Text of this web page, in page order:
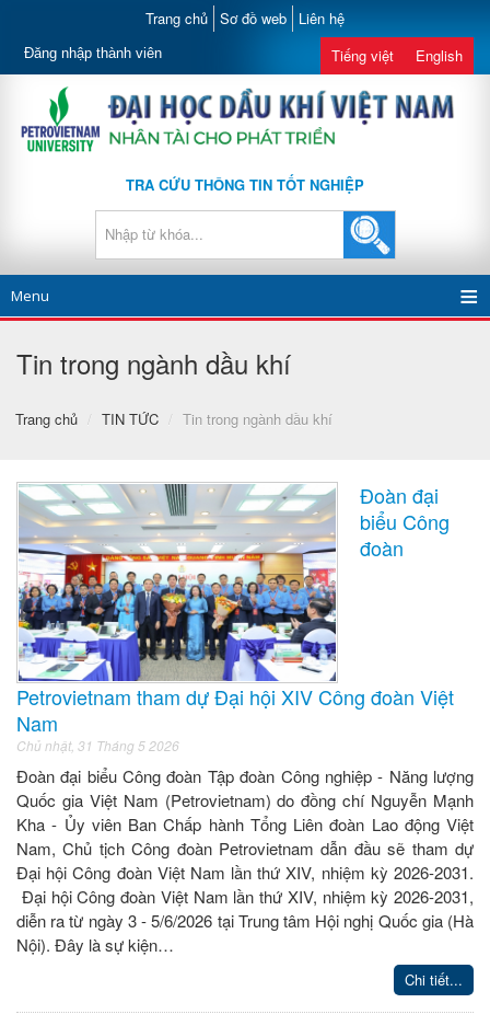
Trang chủ Sơ đồ web Liên hệ
Đăng nhập thành viên Tiếng việt English
TRA CỨU THÔNG TIN TỐT NGHIỆP
Menu
Tin trong ngành dầu khí
Trang chủ / TIN TỨC / Tin trong ngành dầu khí
Đoàn đại
biểu Công
đoàn
Petrovietnam tham dự Đại hội XIV Công đoàn Việt
Nam
Chủ nhật, 31 Tháng 5 2026
Đoàn đại biểu Công đoàn Tập đoàn Công nghiệp - Năng lượng
Quốc gia Việt Nam (Petrovietnam) do đồng chí Nguyễn Mạnh
Kha - Ủy viên Ban Chấp hành Tổng Liên đoàn Lao động Việt
Nam, Chủ tịch Công đoàn Petrovietnam dẫn đầu sẽ tham dự
Đại hội Công đoàn Việt Nam lần thứ XIV, nhiệm kỳ 2026-2031.
Đại hội Công đoàn Việt Nam lần thứ XIV, nhiệm kỳ 2026-2031,
diễn ra từ ngày 3 - 5/6/2026 tại Trung tâm Hội nghị Quốc gia (Hà
Nội). Đây là sự kiện…
Chi tiết...